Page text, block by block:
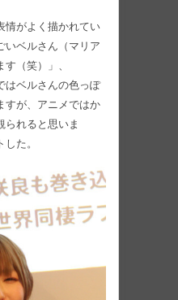
情がよく描かれてい
いベルさん（マリア
（笑）」、
はベルさんの色っぽ
すが、アニメではか
られると思いま
た。